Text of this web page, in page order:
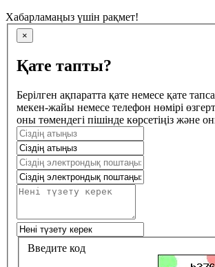
Хабарламаңыз үшін рақмет!
×
Қате тапты?
Берілген ақпаратта қате немесе қате
мекен-жайы немесе телефон нөмірі
оны төмендегі пішінде көрсетіңіз және
Введите код